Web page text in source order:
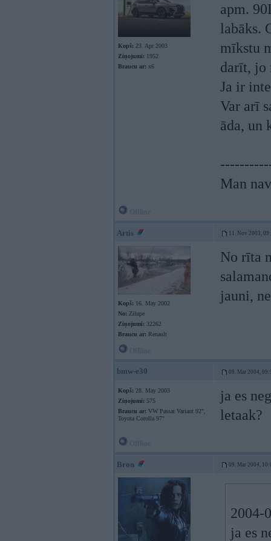
Kopš: 23. Apr 2003
Ziņojumi: 1952
Braucu ar: x6
apm.
labāks.
mīkstu
darīt, jo
Ja ir
Var arī
āda, un
Man
Artis 11. Nov 2003,
Kopš: 16. May 2002
No: Zilupe
Ziņojumi: 32262
Braucu ar: Renault
No rīta
jauni,
bmw-e30 09. Mar 2004,
Kopš: 28. May 2003
Ziņojumi: 575
Braucu ar: VW Passat Variant 92",
Toyota Corolla 97"
ja es
letaak?
Bron 09. Mar 2004,
2004-
ja es